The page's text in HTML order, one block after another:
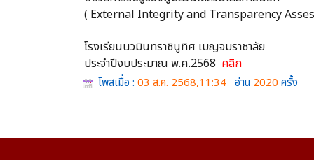
( External Integrity and Transparency
โรงเรียนนวมินทราชินูทิศ เบญจมราชาลัย
ประจำปีงบประมาณ พ.ศ.2568 คลิก
โพสเมื่อ : 03 ส.ค. 2568,11:34 อ่าน 2020 ครั้ง